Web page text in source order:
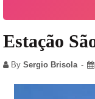
Estação
By Sergio Brisola